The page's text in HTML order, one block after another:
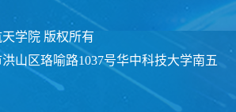
天学院 版权所有
山区珞喻路1037号华中科技大学南五